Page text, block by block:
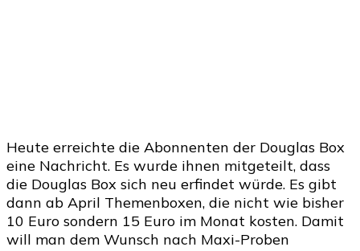
Heute erreichte die Abonnenten der Douglas Box
eine Nachricht. Es wurde ihnen mitgeteilt, dass
die Douglas Box sich neu erfindet würde. Es gibt
dann ab April Themenboxen, die nicht wie bisher
10 Euro sondern 15 Euro im Monat kosten. Damit
will man dem Wunsch nach Maxi-Proben